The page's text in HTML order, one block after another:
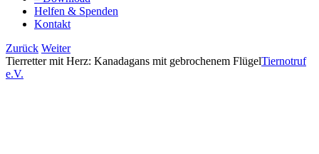
Helfen & Spenden
Kontakt
Facebook
YouTube
Instagram
Tiktok
Zurück Weiter
Tierretter mit Herz: Kanadagans mit gebrochenem FlügelTiernotruf
e.V.